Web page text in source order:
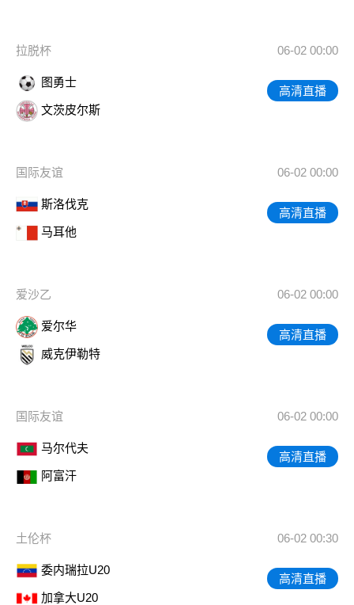
拉脱杯 06-02 00:00
图勇士
文茨皮尔斯
高清直播
国际友谊 06-02 00:00
斯洛伐克
马耳他
高清直播
爱沙乙 06-02 00:00
爱尔华
威克伊勒特
高清直播
国际友谊 06-02 00:00
马尔代夫
阿富汗
高清直播
土伦杯 06-02 00:30
委内瑞拉U20
加拿大U20
高清直播